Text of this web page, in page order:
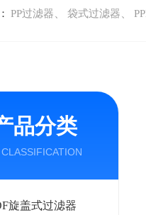
PP过滤器 袋式过滤器
品分类
旋盖式过滤器